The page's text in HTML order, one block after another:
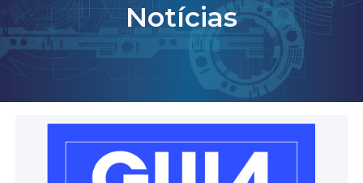
Notícias